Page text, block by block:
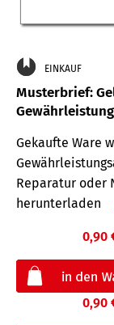
EINKAUF
Musterbrief:
Gekaufte Ware
Reparatur oder
herunterladen
0,90
0,90